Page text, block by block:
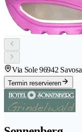
Via Sole 96942 Savosa
Termin reservieren